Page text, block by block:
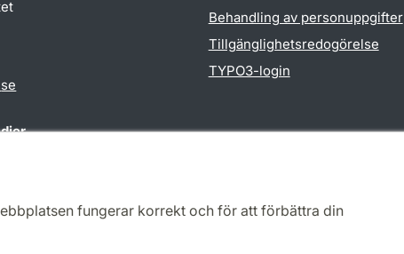
fungerar korrekt och för att förbättra din
se
Behandling av personuppgifter
Tillgänglighetsredogörelse
TYPO3-login